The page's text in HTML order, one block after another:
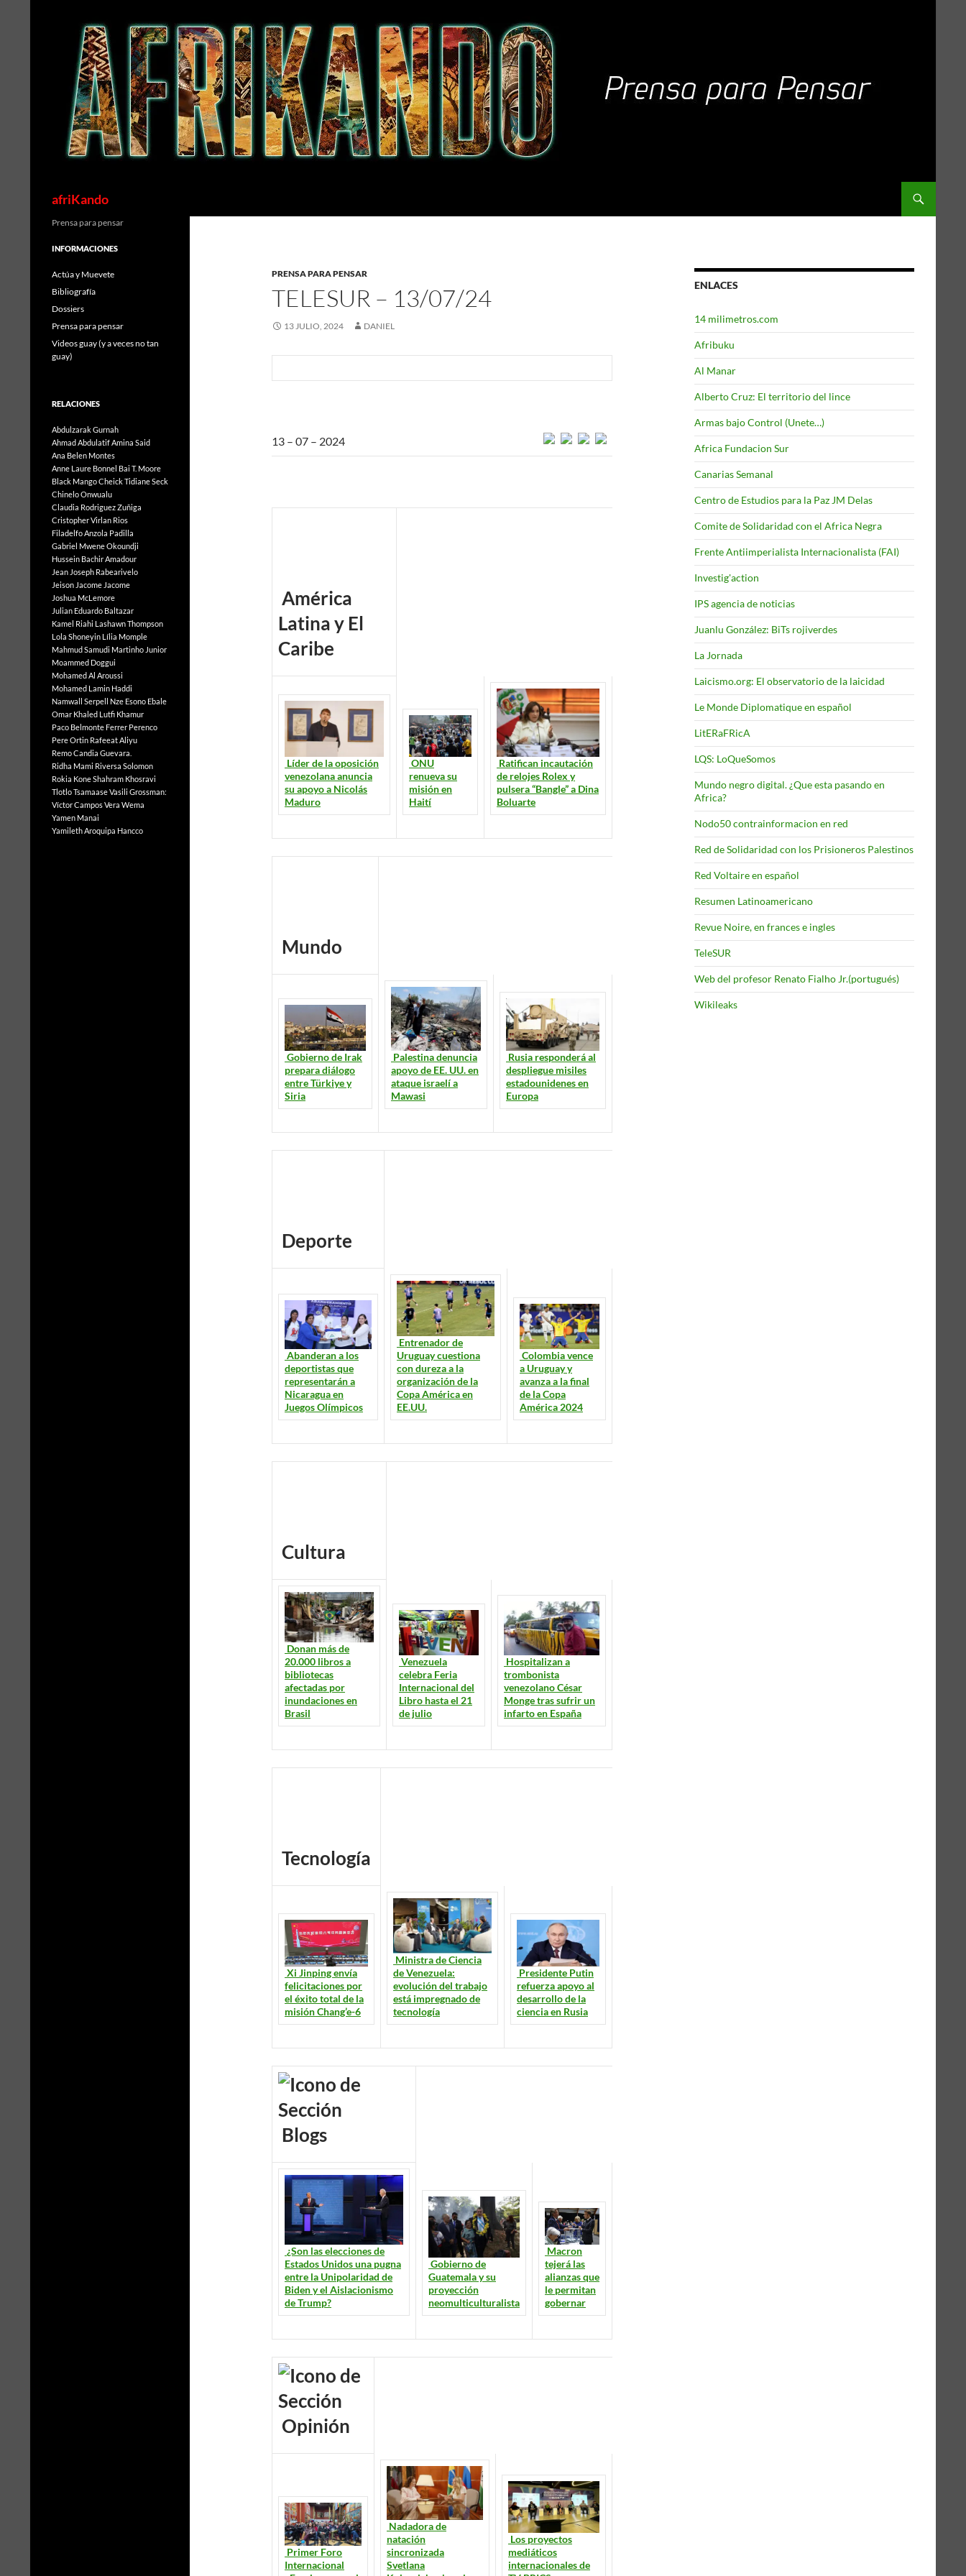
afriKando
PRENSA PARA PENSAR
TELESUR – 13/07/24
13 JULIO, 2024 DANIEL
13 – 07 – 2024
América
Latina y El
Caribe
Líder de la oposición
venezolana anuncia
su apoyo a Nicolás
Maduro
ONU
renueva su
misión en
Haití
Ratifican incautación
de relojes Rolex y
pulsera “Bangle” a Dina
Boluarte
Mundo
Gobierno de Irak
prepara diálogo
entre Türkiye y
Siria
Palestina denuncia
apoyo de EE. UU. en
ataque israelí a
Mawasi
Rusia responderá al
despliegue misiles
estadounidenes en
Europa
Deporte
Abanderan a los
deportistas que
representarán a
Nicaragua en
Juegos Olímpicos
Entrenador de
Uruguay cuestiona
con dureza a la
organización de la
Copa América en
EE.UU.
Colombia vence
a Uruguay y
avanza a la final
de la Copa
América 2024
Cultura
Donan más de
20.000 libros a
bibliotecas
afectadas por
inundaciones en
Brasil
Venezuela
celebra Feria
Internacional del
Libro hasta el 21
de julio
Hospitalizan a
trombonista
venezolano César
Monge tras sufrir un
infarto en España
Tecnología
Xi Jinping envía
felicitaciones por
el éxito total de la
misión Chang’e-6
Ministra de Ciencia
de Venezuela:
evolución del trabajo
está impregnado de
tecnología
Presidente Putin
refuerza apoyo al
desarrollo de la
ciencia en Rusia
Blogs
¿Son las elecciones de
Estados Unidos una pugna
entre la Unipolaridad de
Biden y el Aislacionismo
de Trump?
Gobierno de
Guatemala y su
proyección
neomulticulturalista
Macron
tejerá las
alianzas que
le permitan
gobernar
Opinión
Primer Foro
Internacional
Nadadora de
natación
sincronizada
Svetlana
Los proyectos
mediáticos
internacionales de
ENLACES
14 milimetros.com
Afribuku
Al Manar
Alberto Cruz: El territorio del lince
Armas bajo Control (Unete…)
Africa Fundacion Sur
Canarias Semanal
Centro de Estudios para la Paz JM Delas
Comite de Solidaridad con el Africa Negra
Frente Antiimperialista Internacionalista (FAI)
Investig'action
IPS agencia de noticias
Juanlu González: BiTs rojiverdes
La Jornada
Laicismo.org: El observatorio de la laicidad
Le Monde Diplomatique en español
LitERaFRicA
LQS: LoQueSomos
Mundo negro digital. ¿Que esta pasando en
Africa?
Nodo50 contrainformacion en red
Red de Solidaridad con los Prisioneros Palestinos
Red Voltaire en español
Resumen Latinoamericano
Revue Noire, en frances e ingles
TeleSUR
Web del profesor Renato Fialho Jr.(portugués)
Wikileaks
Prensa para pensar
INFORMACIONES
Actúa y Muevete
Bibliografía
Dossiers
Prensa para pensar
Videos guay (y a veces no tan
guay)
RELACIONES
Abdulzarak Gurnah
Ahmad AbdulatifAmina Said
Ana Belen Montes
Anne Laure Bonnel Bai T. Moore
Black MangoCheick Tidiane Seck
Chinelo Onwualu
Claudia Rodriguez Zuñiga
Cristopher Virlan Rios
Filadelfo Anzola Padilla
Gabriel Mwene Okoundji
Hussein Bachir Amadour
Jean Joseph Rabearivelo
Jeison Jacome Jacome
Joshua McLemore
Julian Eduardo Baltazar
Kamel Riahi Lashawn Thompson
Lola Shoneyin Lília Momple
Mahmud Samudi Martinho Junior
Moammed Doggui
Mohamed Al Aroussi
Mohamed Lamin Haddi
Namwall Serpell Nze Esono Ebale
Omar Khaled Lutfi Khamur
Paco Belmonte Ferrer Perenco
Pere Ortin Rafeeat Aliyu
Remo Candia Guevara.
Ridha Mami Riversa Solomon
Rokia KoneShahram Khosravi
Tlotlo TsamaaseVasili Grossman:
Víctor Campos Vera Wema
Yamen Manai
Yamileth Aroquipa Hancco